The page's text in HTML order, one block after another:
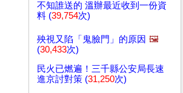
不知誰送的 溫辦最近收到一份資
料 (39,754次)
殃視又陷「鬼臉門」的原因 🖼️
(30,433次)
民火已燃遍！三千縣公安局長速
進京討對策 (31,250次)